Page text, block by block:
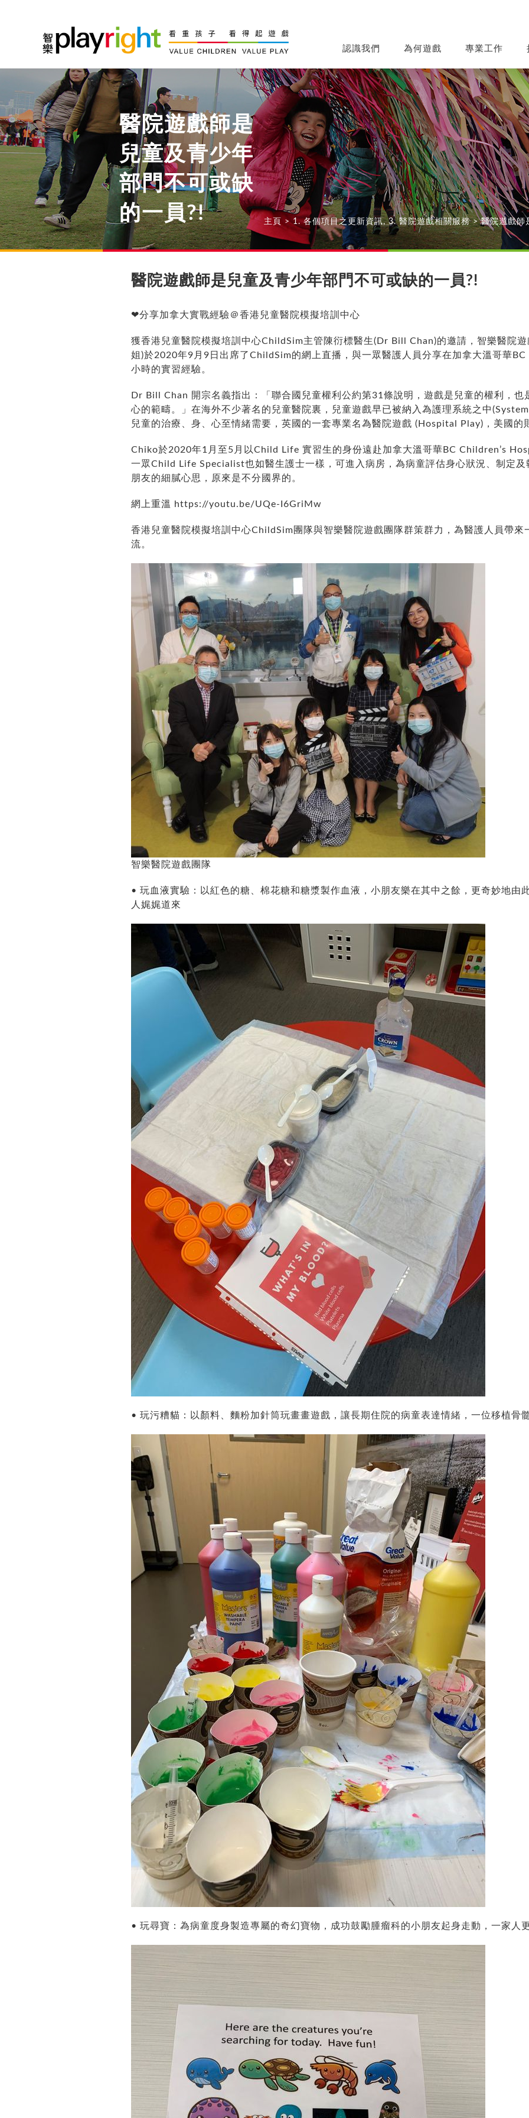
認識我們 為何遊戲 專業工作
醫院遊戲師是
兒童及青少年
部門不可或缺
的一員?!
主頁 > 1. 各個項目之更新資訊,3. 醫院遊戲相關服務 > 醫院遊戲師
醫院遊戲師是兒童及青少年部門不可或缺的一員?!
❤分享加拿大實戰經驗＠香港兒童醫院模擬培訓中心
獲香港兒童醫院模擬培訓中心ChildSim主管陳衍標醫生(Dr Bill Chan)的邀請，智樂醫院
姐)於2020年9月9日出席了ChildSim的網上直播，與一眾醫護人員分享在加拿大溫哥華
小時的實習經驗。
Dr Bill Chan 開宗名義指出：「聯合國兒童權利公約第31條說明，遊戲是兒童的權利，也
心的範疇。」在海外不少著名的兒童醫院裏，兒童遊戲早已被納入為護理系統之中
兒童的治療、身、心至情緒需要，英國的一套專業名為醫院遊戲 (Hospital Play)，美國的
Chiko於2020年1月至5月以Child Life 實習生的身份遠赴加拿大溫哥華BC Children’s
一眾Child Life Specialist也如醫生護士一樣，可進入病房，為病童評估身心狀況、制定及
朋友的細膩心思，原來是不分國界的。
網上重溫 https://youtu.be/UQe-I6GriMw
香港兒童醫院模擬培訓中心ChildSim團隊與智樂醫院遊戲團隊群策群力，為醫護人員帶來
流。
智樂醫院遊戲團隊
• 玩血液實驗：以紅色的糖、棉花糖和糖漿製作血液，小朋友樂在其中之餘，更奇妙地由
人娓娓道來
• 玩污糟貓：以顏料、麵粉加針筒玩畫畫遊戲，讓長期住院的病童表達情緒，一位移植骨
• 玩尋寶：為病童度身製造專屬的奇幻寶物，成功鼓勵腫瘤科的小朋友起身走動，一家人